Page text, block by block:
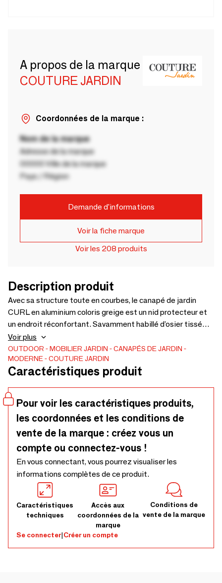
A propos de la marque
COUTURE JARDIN
Coordonnées de la marque :
Nom de la marque
Adresse de la marque
00000 Ville de la marque
Pays / Région
Demande d'informations
Voir la fiche marque
Voir les 208 produits
Description produit
Avec sa structure toute en courbes, le canapé de jardin
CURL en aluminium coloris greige est un nid protecteur et
un endroit réconfortant. Savamment habillé d’osier tissé
aléatoirement et résistant aux intempéries, il est unique
par sa forme époustouflante, invitante et sculpturale. Ses
coussins sont habillés de tissu acrylique extérieur durable
traité aux UV COUTUREtex et imperméable. Dimensions :
Voir plus
OUTDOOR MOBILIER JARDIN
CANAPÉS DE JARDIN
MODERNE
COUTURE JARDIN
Caractéristiques produit
Pour voir les caractéristiques produits,
les coordonnées et les conditions de
vente de la marque : créez vous un
compte ou connectez-vous !
En vous connectant, vous pourrez visualiser les
informations complètes de ce produit.
Caractéristiques
techniques
Accès aux
coordonnées de la
marque
Conditions de
vente de la marque
Se connecter|Créer un compte